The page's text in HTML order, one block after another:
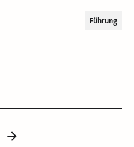
Führung